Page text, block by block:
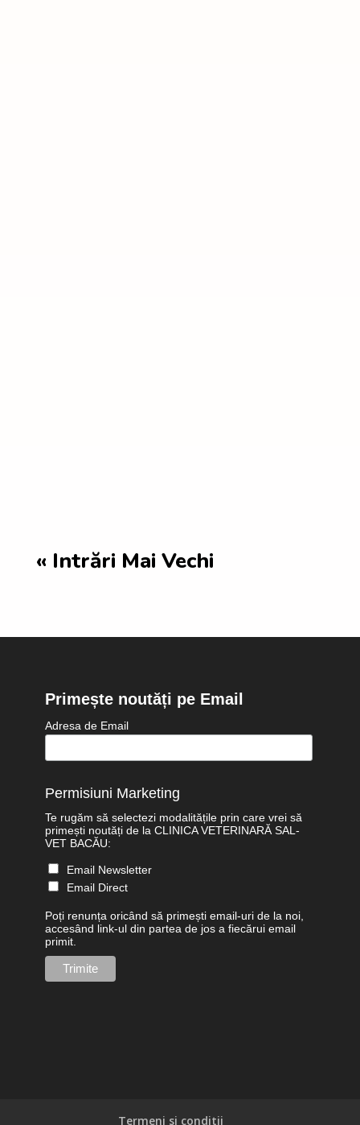
« Intrări Mai Vechi
Primește noutăți pe Email
Adresa de Email
Permisiuni Marketing
Te rugăm să selectezi modalitățile prin care vrei să
primești noutăți de la CLINICA VETERINARĂ SAL-
VET BACĂU:
Email Newsletter
Email Direct
Poți renunța oricând să primești email-uri de la noi,
accesând link-ul din partea de jos a fiecărui email
primit.
Termeni si conditii